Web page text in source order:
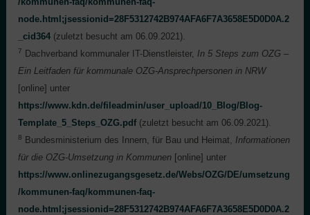
node.html;jsessionid=28F5312742B974AFA6F7A3658E5D0D0A.2
_cid364 (zuletzt besucht am 06.09.2021).
7 Dachverband kommunaler IT-Dienstleister, In 5 Steps zum OZG –
Ein Leitfaden für kommunale OZG-Ansprechpersonen in NRW
[online] unter
https://www.kdn.de/fileadmin/user_upload/10_Blog/Blog-
Template_5_Steps_OZG.pdf(zuletzt besucht am 06.09.2021).
8 Bundesministerium des Innern, für Bau und Heimat,
Informationen
für die OZG-Umsetzung in Kommunen [online] unter
https://www.onlinezugangsgesetz.de/Webs/OZG/DE/umsetzung
/kommunen-faq/kommunen-faq-
node.html;jsessionid=28F5312742B974AFA6F7A3658E5D0D0A.2